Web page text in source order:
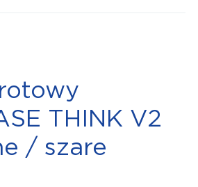
THINK V2
/ szare